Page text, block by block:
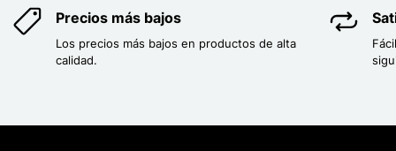
Precios más bajos
Los precios más bajos en productos de alta
calidad.